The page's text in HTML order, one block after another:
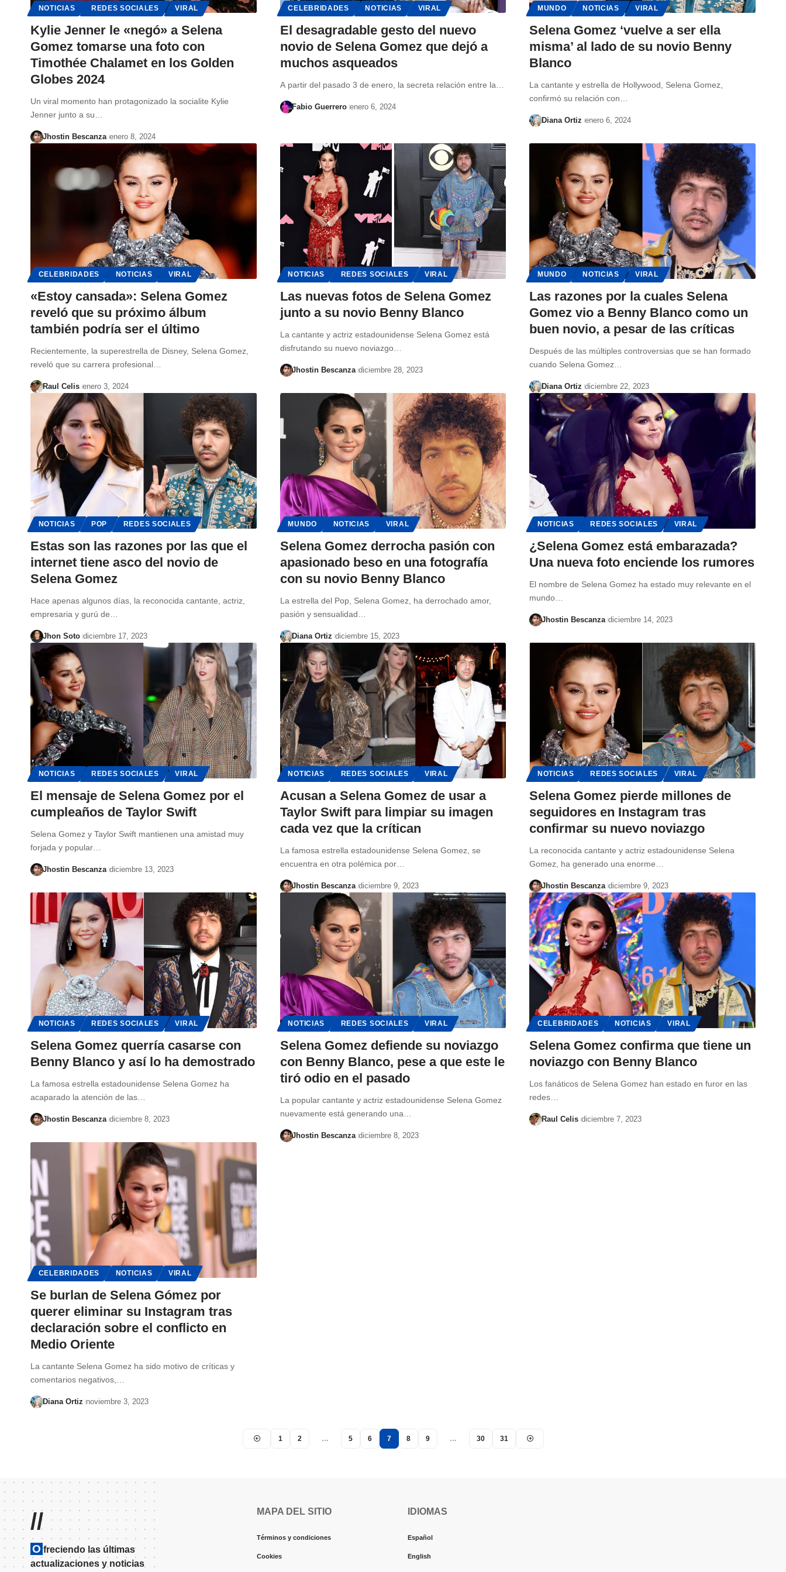
NOTICIAS REDES SOCIALES VIRAL
Kylie Jenner le «negó» a Selena
Gomez tomarse una foto con
Timothée Chalamet en los Golden
Globes 2024
Un viral momento han protagonizado la socialite Kylie
Jenner junto a su…
Jhostin Bescanza enero 8, 2024
CELEBRIDADES NOTICIAS VIRAL
El desagradable gesto del nuevo
novio de Selena Gomez que dejó a
muchos asqueados
A partir del pasado 3 de enero, la secreta relación entre la…
Fabio Guerrero enero 6, 2024
MUNDO NOTICIAS VIRAL
Selena Gomez ‘vuelve a ser ella
misma’ al lado de su novio Benny
Blanco
La cantante y estrella de Hollywood, Selena Gomez,
confirmó su relación con…
Diana Ortiz enero 6, 2024
CELEBRIDADES NOTICIAS VIRAL
«Estoy cansada»: Selena Gomez
reveló que su próximo álbum
también podría ser el último
Recientemente, la superestrella de Disney, Selena Gomez,
reveló que su carrera profesional…
Raul Celis enero 3, 2024
NOTICIAS REDES SOCIALES VIRAL
Las nuevas fotos de Selena Gomez
junto a su novio Benny Blanco
La cantante y actriz estadounidense Selena Gomez está
disfrutando su nuevo noviazgo…
Jhostin Bescanza diciembre 28, 2023
MUNDO NOTICIAS VIRAL
Las razones por la cuales Selena
Gomez vio a Benny Blanco como un
buen novio, a pesar de las críticas
Después de las múltiples controversias que se han formado
cuando Selena Gomez…
Diana Ortiz diciembre 22, 2023
NOTICIAS POP REDES SOCIALES
Estas son las razones por las que el
internet tiene asco del novio de
Selena Gomez
Hace apenas algunos días, la reconocida cantante, actriz,
empresaria y gurú de…
Jhon Soto diciembre 17, 2023
MUNDO NOTICIAS VIRAL
Selena Gomez derrocha pasión con
apasionado beso en una fotografía
con su novio Benny Blanco
La estrella del Pop, Selena Gomez, ha derrochado amor,
pasión y sensualidad…
Diana Ortiz diciembre 15, 2023
NOTICIAS REDES SOCIALES VIRAL
¿Selena Gomez está embarazada?
Una nueva foto enciende los rumores
El nombre de Selena Gomez ha estado muy relevante en el
mundo…
Jhostin Bescanza diciembre 14, 2023
NOTICIAS REDES SOCIALES VIRAL
El mensaje de Selena Gomez por el
cumpleaños de Taylor Swift
Selena Gomez y Taylor Swift mantienen una amistad muy
forjada y popular…
Jhostin Bescanza diciembre 13, 2023
NOTICIAS REDES SOCIALES VIRAL
Acusan a Selena Gomez de usar a
Taylor Swift para limpiar su imagen
cada vez que la crítican
La famosa estrella estadounidense Selena Gomez, se
encuentra en otra polémica por…
Jhostin Bescanza diciembre 9, 2023
NOTICIAS REDES SOCIALES VIRAL
Selena Gomez pierde millones de
seguidores en Instagram tras
confirmar su nuevo noviazgo
La reconocida cantante y actriz estadounidense Selena
Gomez, ha generado una enorme…
Jhostin Bescanza diciembre 9, 2023
NOTICIAS REDES SOCIALES VIRAL
Selena Gomez querría casarse con
Benny Blanco y así lo ha demostrado
La famosa estrella estadounidense Selena Gomez ha
acaparado la atención de las…
Jhostin Bescanza diciembre 8, 2023
NOTICIAS REDES SOCIALES VIRAL
Selena Gomez defiende su noviazgo
con Benny Blanco, pese a que este le
tiró odio en el pasado
La popular cantante y actriz estadounidense Selena Gomez
nuevamente está generando una…
Jhostin Bescanza diciembre 8, 2023
CELEBRIDADES NOTICIAS VIRAL
Selena Gomez confirma que tiene un
noviazgo con Benny Blanco
Los fanáticos de Selena Gomez han estado en furor en las
redes…
Raul Celis diciembre 7, 2023
CELEBRIDADES NOTICIAS VIRAL
Se burlan de Selena Gómez por
querer eliminar su Instagram tras
declaración sobre el conflicto en
Medio Oriente
La cantante Selena Gomez ha sido motivo de críticas y
comentarios negativos,…
Diana Ortiz noviembre 3, 2023
1 2 … 5 6 7 8 9 … 30 31
//
O freciendo las últimas
actualizaciones y noticias
MAPA DEL SITIO
Términos y condiciones
Cookies
IDIOMAS
Español
English